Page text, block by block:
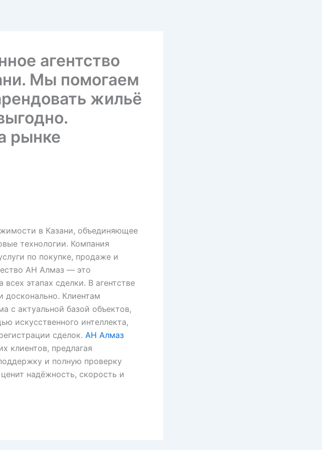
агентство
Мы помогаем
жильё
рынке
в Казани, объединяющее
технологии. Компания
по покупке, продаже и
АН Алмаз — это
этапах сделки. В агентстве
досконально. Клиентам
с актуальной базой объектов,
искусственного интеллекта,
сделок. АН Алмаз
клиентов, предлагая
и полную проверку
надёжность, скорость и